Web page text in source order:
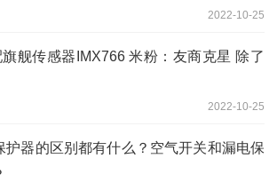
2022-10-25
舰传感器IMX766 米粉：友商克星 除了
2022-10-25
护器的区别都有什么？空气开关和漏电保